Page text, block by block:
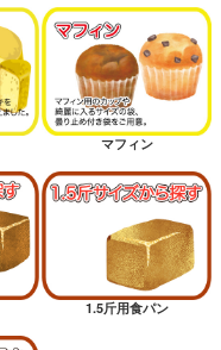
マフィン
1.5斤用食パン